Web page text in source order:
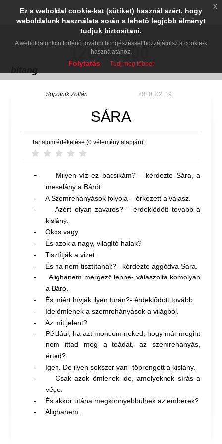
Sopotnik Zoltán 2010. 02. 19.
SÁRA
Tartalom értékelése (0 vélemény alapján):
-
Milyen víz ez bácsikám? – kérdezte Sára, a
meselány a Bárót.
-
A Szemrehányások folyója – érkezett a válasz.
-
Azért olyan zavaros? – érdeklődött tovább a
kislány.
-
Okos vagy.
-
És azok a nagy, világító halak?
-
Tisztítják a vizet.
-
És ha nem tisztítanák?– kérdezte aggódva Sára.
-
Alighanem mérgező lenne- válaszolta komolyan
a Báró.
-
És miért hívják ilyen furán?- érdeklődött tovább.
-
Ide ömlenek a szemrehányások a világból.
-
Az mit jelent?
-
Például, ha azt mondom neked, hogy már megint
nem ittad meg a teádat, az szemrehányás,
érted?
-
Igen. De ilyen sokszor van- töprengett a kislány.
-
Csak azok ömlenek ide, amelyeknek sírás a
vége.
-
És akkor utána megkönnyebbülnek az emberek?
-
Alighanem.
Ez a weboldal cookie-kat (sütiket) használ azért, hogy
weboldalunk használata során a lehető legjobb élményt
tudjuk biztosítani.
A weboldalunkon történő további böngészéssel hozzájárulsz a cookie-k
használatához.
Folytatás Tudj meg többet
x